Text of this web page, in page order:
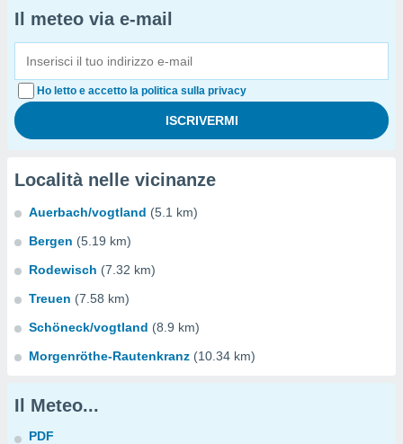
Il meteo via e-mail
Ho letto e accetto la politica sulla privacy
Località nelle vicinanze
Auerbach/vogtland (5.1 km)
Bergen (5.19 km)
Rodewisch (7.32 km)
Treuen (7.58 km)
Schöneck/vogtland (8.9 km)
Morgenröthe-Rautenkranz (10.34 km)
Il Meteo...
PDF